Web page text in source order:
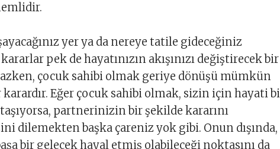
yer ya da nereye tatile gideceğiniz
pek de hayatınızın akışınızı değiştirecek bir
çocuk sahibi olmak geriye dönüşü mümkün
Eğer çocuk sahibi olmak, sizin için hayati
partnerinizin bir şekilde kararını
dilemekten başka çareniz yok gibi. Onun dışında,
bir gelecek hayal etmiş olabileceği noktasını da